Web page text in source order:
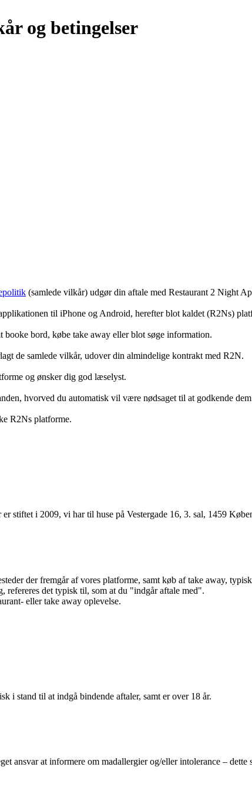
og betingelser
(samlede vilkår) udgør din aftale med Restaurant 2 Night
til iPhone og Android, herefter blot kaldet (R2Ns)
bord, købe take away eller blot søge information.
de samlede vilkår, udover din almindelige kontrakt med R2N.
og ønsker dig god læselyst.
hvorved du automatisk vil være nødsaget til at godkende
R2Ns platforme.
stiftet i 2009, vi har til huse på Vestergade 16, 3. sal, 1459
der fremgår af vores platforme, samt køb af take away,
refereres det typisk til, som at du "indgår aftale med".
eller take away oplevelse.
i stand til at indgå bindende aftaler, samt er over 18 år.
ansvar at informere om madallergier og/eller intolerance –